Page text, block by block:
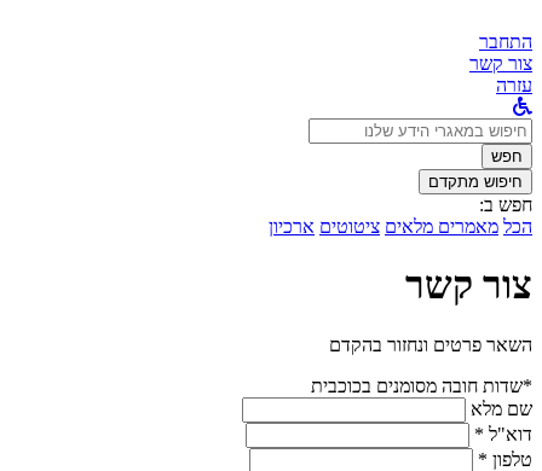
התחבר
צור קשר
עזרה
לחפש
ב:חפש
חיפוש מתקדם
חפש ב:
הכל מאמרים מלאים ציטוטים ארכיון
צור קשר
השאר פרטים ונחזור בהקדם
*שדות חובה מסומנים בכוכבית
שם מלא
דוא"ל *
טלפון *